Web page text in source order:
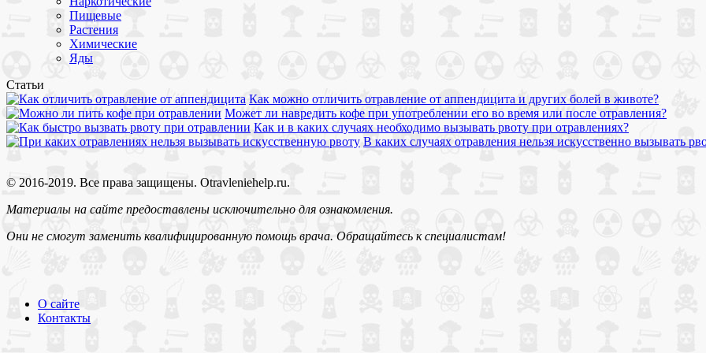
Пищевые
Растения
Химические
Яды
Статьи
Как можно отличить отравление от аппендицита и других болей в животе?
Может ли навредить кофе при употреблении его во время или после отравления?
Как и в каких случаях необходимо вызывать рвоту при отравлениях?
В каких случаях отравления нельзя искусственно вызывать
© 2016-2019. Все права защищены. Otravleniehelp.ru.
Материалы на сайте предоставлены исключительно для ознакомления.
Они не смогут заменить квалифицированную помощь врача. Обращайтесь к специалистам!
О сайте
Контакты